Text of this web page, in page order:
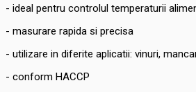
- ideal pentru controlul temperaturii
- masurare rapida si precisa
- utilizare in diferite aplicatii: vinuri,
- conform HACCP